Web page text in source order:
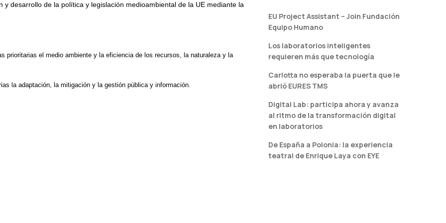
desarrollo de la política y legislación medioambiental de la UE mediante la
prioritarias el medio ambiente y la eficiencia de los recursos, la naturaleza y la
la adaptación, la mitigación y la gestión pública y información.
EU Project Assistant – Join Fundación
Equipo Humano
Los laboratorios inteligentes
requieren más que tecnología
Carlotta no esperaba la puerta que le
abrió EURES TMS
Digital Lab: participa ahora y avanza
al ritmo de la transformación digital
en laboratorios
De España a Polonia: la experiencia
teatral de Enrique Laya con EYE